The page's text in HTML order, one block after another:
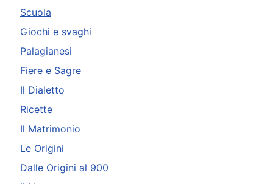
Scuola
Giochi e svaghi
Palagianesi
Fiere e Sagre
Il Dialetto
Ricette
Il Matrimonio
Le Origini
Dalle Origini al 900